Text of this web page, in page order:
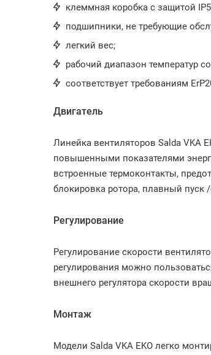
клеммная коробка с защитой
подшипники, не требующие
легкий вес;
рабочий диапазон температур
соответствует требованиям
Двигатель
Линейка вентиляторов Salda VKA
повышенными показателями
встроенные термоконтакты,
блокировка ротора, плавный пуск
Регулирование
Регулирование скорости
регулирования можно
внешнего регулятора скорости
Монтаж
Модели Salda VKA EKO легко